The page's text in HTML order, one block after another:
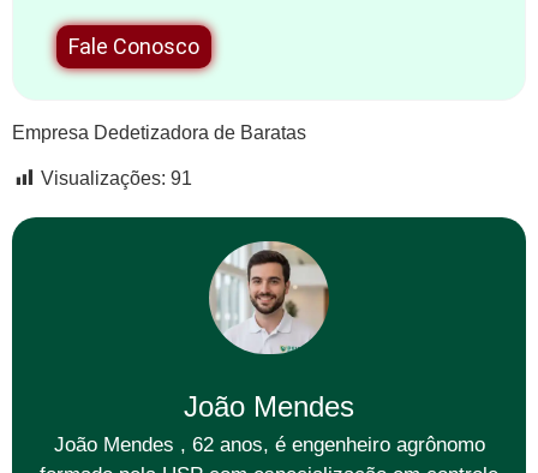
Fale Conosco
Empresa Dedetizadora de Baratas
Visualizações: 91
João Mendes
João Mendes , 62 anos, é engenheiro agrônomo